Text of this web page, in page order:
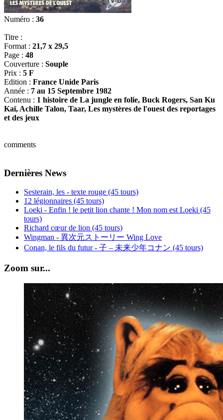
Numéro : 36
Titre :
Format : 21,7 x 29,5
Page : 48
Couverture : Souple
Prix : 5 F
Edition : France Unide Paris
Année : 7 au 15 Septembre 1982
Contenu : 1 histoire de La jungle en folie, Buck Rogers, San Ku
Kaï, Achille Talon, Taar, Les mystères de l'ouest des reportages
et des jeux
comments
Dernières News
Sesterain, les - texte rouge (45 tours)
12 légionnaires (45 tours)
Loeki - Enfin ! le petit lion chante ! Mon nom est Loeki (45
tours)
Richard cœur de lion (45 tours)
Wingman - 異次元ストーリー Wing Love
Conan, le fils du futur - 子 – 未来少年コナン (45 tours)
Zoom sur...